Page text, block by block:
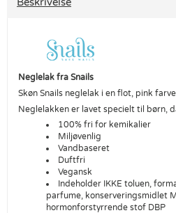
Neglelak fra Snails
Skøn Snails neglelak i en flot, pink
Neglelakken er lavet specielt til børn,
100% fri for kemikalier
Miljøvenlig
Vandbaseret
Duftfri
Vegansk
Indeholder IKKE toluen,
parfume, konserveringsmidlet
hormonforstyrrende stof DBP